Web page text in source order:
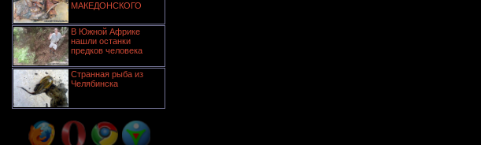
МАКЕДОНСКОГО
В Южной Африке
нашли останки
предков человека
Странная рыба из
Челябинска